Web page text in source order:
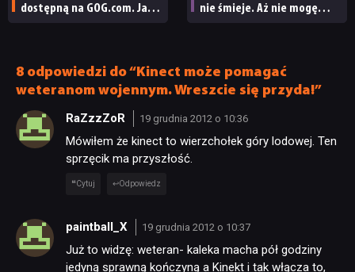
JUŻ GRALIŚMY
SKLEP
dostępną na GOG.com. Jazz
nie śmieje. Aż nie mogę
8 odpowiedzi do “Kinect może pomagać
weteranom wojennym. Wreszcie się przyda!”
RaZzzZoR 19 grudnia 2012 o 10:36
Mówiłem że kinect to wierzchołek góry lodowej. Ten
sprzęcik ma przyszłość.
Cytuj Odpowiedz
paintball_X 19 grudnia 2012 o 10:37
Już to widzę: weteran- kaleka macha pół godziny
jedyną sprawną kończyną a Kinekt i tak włącza to,